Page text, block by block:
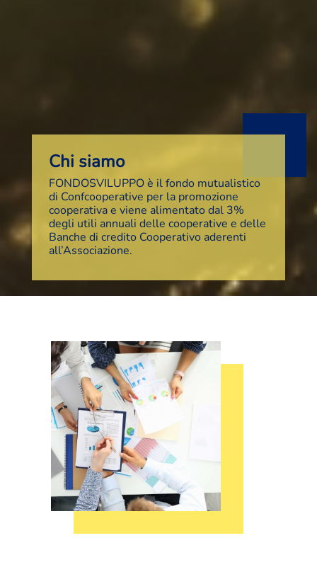
Chi siamo
FONDOSVILUPPO è il fondo mutualistico
di Confcooperative per la promozione
cooperativa e viene alimentato dal 3%
degli utili annuali delle cooperative e delle
Banche di credito Cooperativo aderenti
all’Associazione.